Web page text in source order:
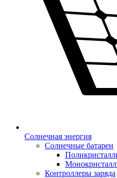
Солнечная энергия
Солнечные батареи
Контроллеры заряда